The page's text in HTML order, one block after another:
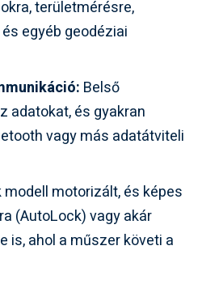
területmérésre,
egyéb geodéziai
Belső
adatokat, és gyakran
vagy más adatátviteli
modell motorizált, és képes
(AutoLock) vagy akár
is, ahol a műszer követi a